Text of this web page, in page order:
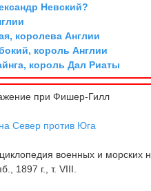
Невский?
королева Англии
король Англии
король Дал Риаты
при Фишер-Гилл
Север против Юга
военных и морских
1897 г., т. VIII.